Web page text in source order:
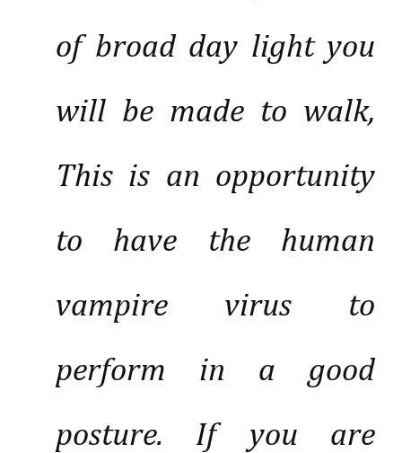
of broad day light you
will be made to walk,
This is an opportunity
to have the human
vampire virus to
perform in a good
posture. If you are